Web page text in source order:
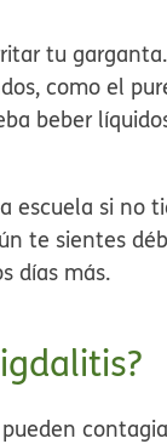
tu
como el
beber
escuela si no
te sientes
días más.